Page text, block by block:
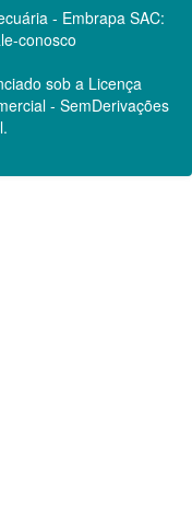
- Embrapa SAC:
conosco
sob a Licença
- SemDerivações